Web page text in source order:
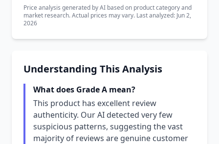
Price analysis generated by AI based on product category and
market research. Actual prices may vary. Last analyzed: Jun 2,
2026
Understanding This Analysis
What does Grade A mean?
This product has excellent review
authenticity. Our AI detected very few
suspicious patterns, suggesting the vast
majority of reviews are genuine customer